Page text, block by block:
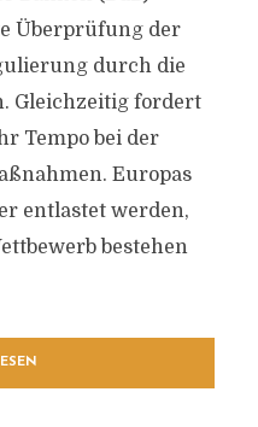
Überprüfung der
durch die
Gleichzeitig fordert
Tempo bei der
Europas
entlastet werden,
bestehen